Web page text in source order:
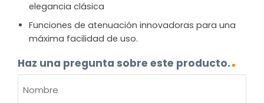
elegancia clásica
Funciones de atenuación innovadoras para una
máxima facilidad de uso.
Haz una pregunta sobre este producto.
(OBLIGATORIO)